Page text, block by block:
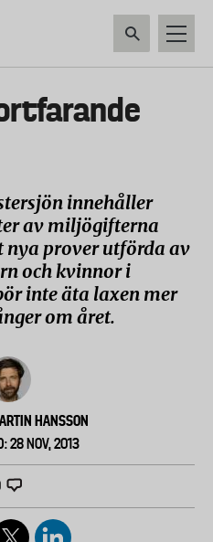
innehåller
av miljögifterna
nya prover utförda av
och kvinnor i
inte äta laxen mer
om året.
HANSSON
28 NOV, 2013